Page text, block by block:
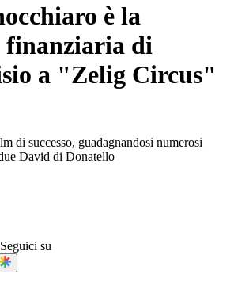
è la
finanziaria di
a "Zelig Circus"
di successo, guadagnandosi numerosi
David di Donatello
Seguici su